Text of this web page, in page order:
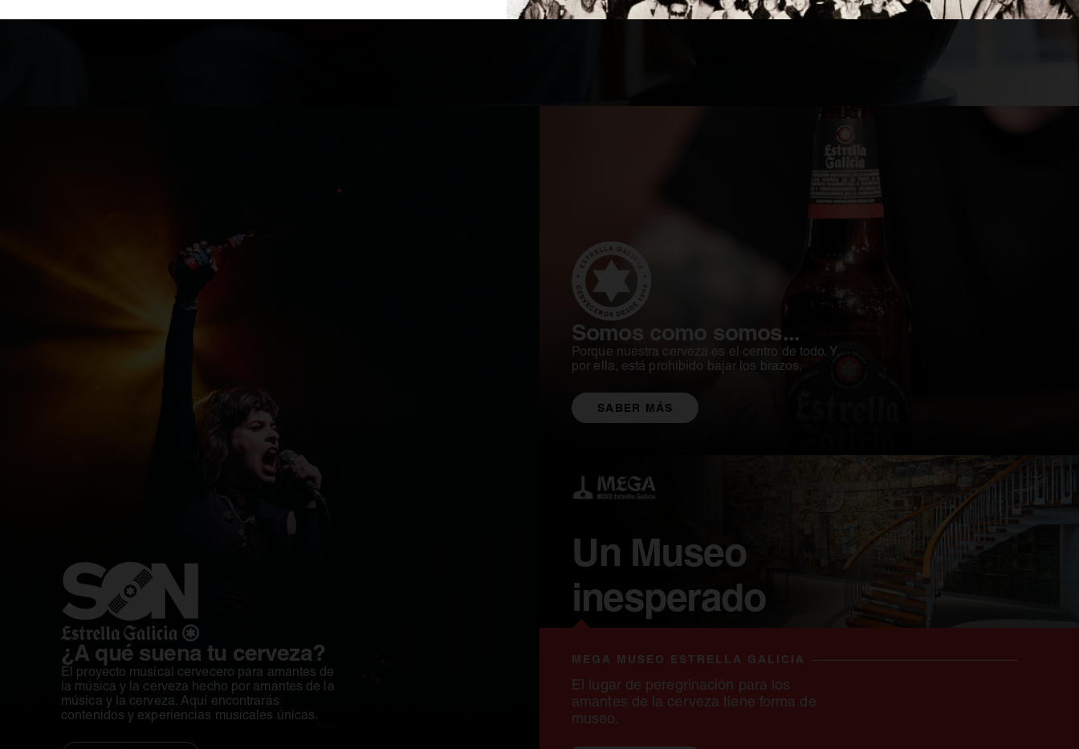
¿A qué suena tu cerveza?
El proyecto musical cervecero para amantes de
la música y la cerveza hecho por amantes de la
música y la cerveza. Aquí encontrarás
contenidos y experiencias musicales únicas.
Somos como somos...
Porque nuestra cerveza es el centro de todo. Y,
por ella, está prohibido bajar los brazos.
SABER MÁS
Un Museo
inesperado
MEGA MUSEO ESTRELLA GALICIA
El lugar de peregrinación para los
amantes de la cerveza tiene forma de
museo.